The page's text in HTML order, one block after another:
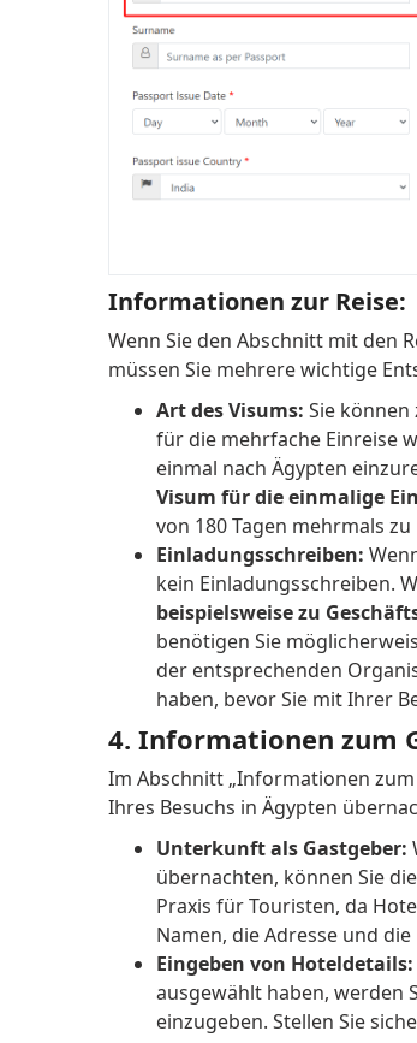
Informationen zur Reise:
Wenn Sie den Abschnitt mit den
müssen Sie mehrere wichtige
Art des Visums: Sie
für die mehrfache Einreise
einmal nach Ägypten
Visum für die einmalige
von 180 Tagen mehrmals
Einladungsschreiben:
kein Einladungsschreiben.
beispielsweise zu
benötigen Sie
der entsprechenden
haben, bevor Sie mit Ihrer
4. Informationen zum
Im Abschnitt „Informationen zum
Ihres Besuchs in Ägypten
Unterkunft als Gastgeber:
übernachten, können Sie
Praxis für Touristen, da
Namen, die Adresse und
Eingeben von Hoteldetails:
ausgewählt haben, werden
einzugeben. Stellen Sie